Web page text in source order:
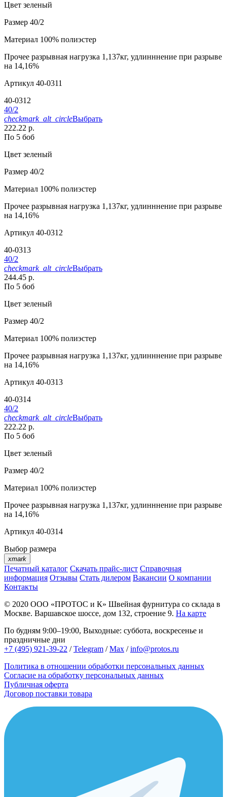
Цвет зеленый
Размер 40/2
Материал 100% полиэстер
Прочее разрывная нагрузка 1,137кг, удлинннение при разрыве
на 14,16%
Артикул 40-0311
40-0312
40/2
checkmark_alt_circleВыбрать
222.22 р.
По 5 боб
Цвет зеленый
Размер 40/2
Материал 100% полиэстер
Прочее разрывная нагрузка 1,137кг, удлинннение при разрыве
на 14,16%
Артикул 40-0312
40-0313
40/2
checkmark_alt_circleВыбрать
244.45 р.
По 5 боб
Цвет зеленый
Размер 40/2
Материал 100% полиэстер
Прочее разрывная нагрузка 1,137кг, удлинннение при разрыве
на 14,16%
Артикул 40-0313
40-0314
40/2
checkmark_alt_circleВыбрать
222.22 р.
По 5 боб
Цвет зеленый
Размер 40/2
Материал 100% полиэстер
Прочее разрывная нагрузка 1,137кг, удлинннение при разрыве
на 14,16%
Артикул 40-0314
Выбор размера
xmark
Печатный каталог Скачать прайс-лист Справочная
информация Отзывы Стать дилером Вакансии О компании
Контакты
© 2020 ООО «ПРОТОС и К» Швейная фурнитура со склада в
Москве. Варшавское шоссе, дом 132, строение 9. На карте
По будням 9:00–19:00, Выходные: суббота, воскресенье и
праздничные дни
+7 (495) 921-39-22 /Telegram /Max /info@protos.ru
Политика в отношении обработки персональных данных
Согласие на обработку персональных данных
Публичная оферта
Договор поставки товара